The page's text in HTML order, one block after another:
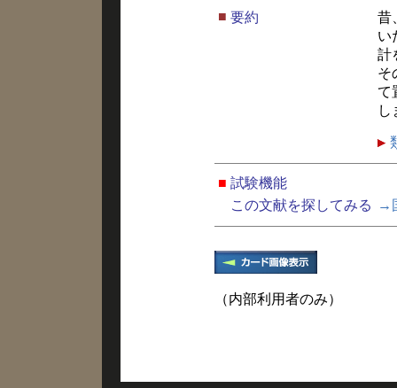
■ 要約
昔
い
計
そ
て
し
■ 試験機能
この文献を探してみる
→
（内部利用者のみ）